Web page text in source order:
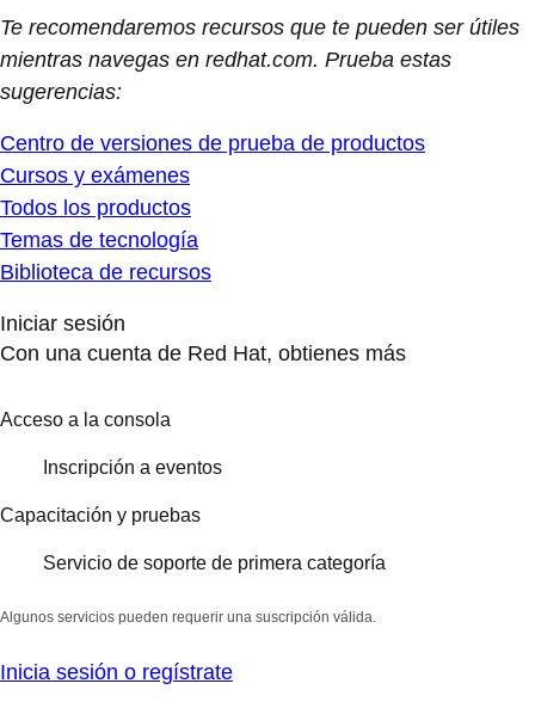
Te recomendaremos recursos que te pueden ser útiles
mientras navegas en redhat.com. Prueba estas
sugerencias:
Centro de versiones de prueba de productos
Cursos y exámenes
Todos los productos
Temas de tecnología
Biblioteca de recursos
Iniciar sesión
Con una cuenta de Red Hat, obtienes más
Acceso a la consola
Inscripción a eventos
Capacitación y pruebas
Servicio de soporte de primera categoría
Algunos servicios pueden requerir una suscripción válida.
Inicia sesión o regístrate